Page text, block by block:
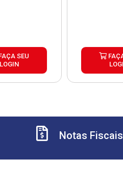
SEU
LOGIN
Notas Fiscais